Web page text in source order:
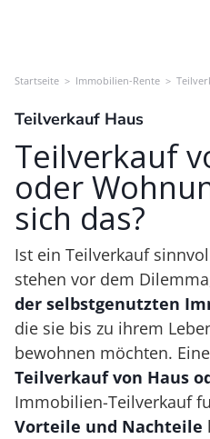
Startseite > Immobilien-Rente >
Teilverkauf Haus
Teilverkauf
oder
sich das?
Ist ein Teilverkauf
stehen vor dem
der selbstgenutzten
die sie bis zu ihrem
bewohnen möchten.
Teilverkauf von Haus
Immobilien-Teilverkauf
Vorteile und Nachteile